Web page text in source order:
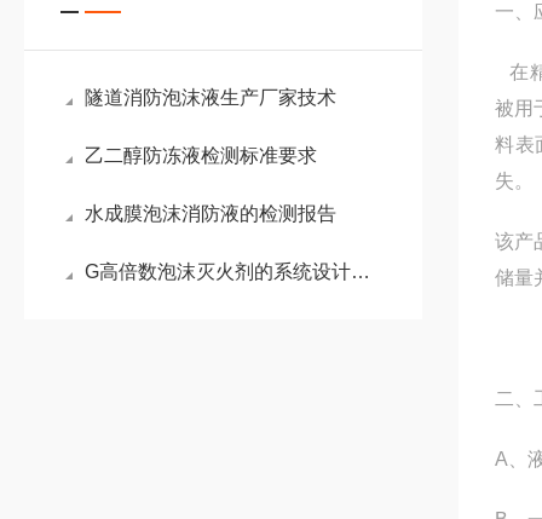
隧道消防泡沫液生产厂家技术
乙二醇防冻液检测标准要求
水成膜泡沫消防液的检测报告
G高倍数泡沫灭火剂的系统设计规范
一、
在
被用
料表
失。
该产
储量
二、
A、